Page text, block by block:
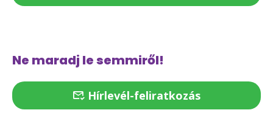
Ne maradj le semmiről!
Hírlevél-feliratkozás